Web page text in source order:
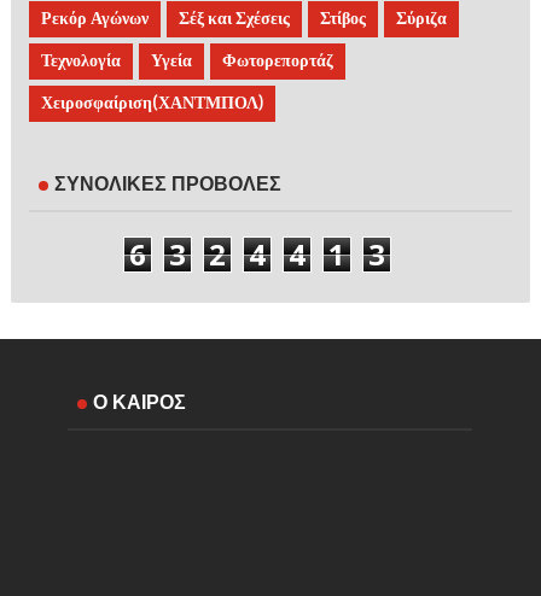
Ρεκόρ Αγώνων Σέξ και Σχέσεις Στίβος Σύριζα
Τεχνολογία Υγεία Φωτορεπορτάζ
Χειροσφαίριση(ΧΑΝΤΜΠΟΛ)
ΣΥΝΟΛΙΚΕΣ ΠΡΟΒΟΛΕΣ
6 3 2 4 4 1 3
Ο ΚΑΙΡΟΣ